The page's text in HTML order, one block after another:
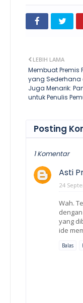
LEBIH LAMA
Membuat Premis
yang Sederhana
Juga Menarik:
untuk Penulis
Posting
1 Komentar
Asti
24
Wah.
yang
ide
Balas